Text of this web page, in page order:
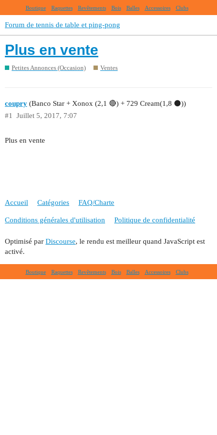
Boutique Raquettes Revêtements Bois Balles Accessoires Clubs
Forum de tennis de table et ping-pong
Plus en vente
Petites Annonces (Occasion) Ventes
coupry (Banco Star + Xonox (2,1 🔴) + 729 Cream(1,8 ⚫))
Juillet 5, 2017, 7:07
#1
Plus en vente
Accueil Catégories FAQ/Charte
Conditions générales d'utilisation Politique de confidentialité
Optimisé par Discourse, le rendu est meilleur quand JavaScript est
activé.
Boutique Raquettes Revêtements Bois Balles Accessoires Clubs